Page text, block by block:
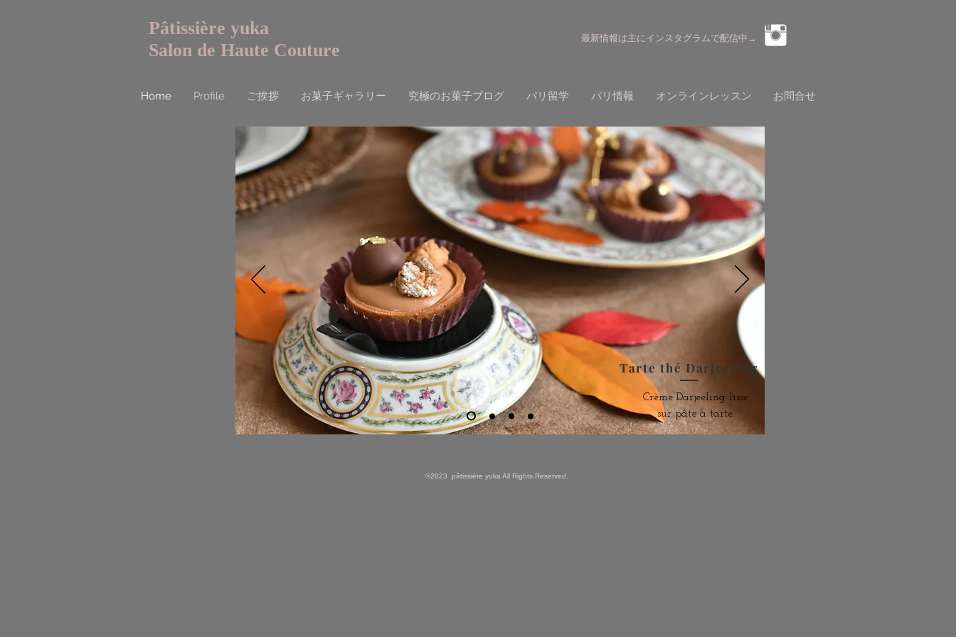
Pâtissière yuka
Salon de Haute Couture
最新情報は主にインスタグラムで配信中→
Home Profile ご挨拶 お菓子ギャラリー 究極のお菓子ブログ パリ留学 パリ情報 オンラインレッスン お問合せ
Tarte thé Darjeering
Crème Darjeeling lisse
sur pâte à tarte.
©2023 pâtissière yuka All Rights Reserved.